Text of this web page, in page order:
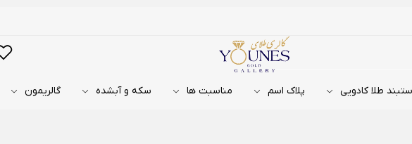
طلا کادویی پلاک اسم مناسبت ها سکه و آبشده گالریمون